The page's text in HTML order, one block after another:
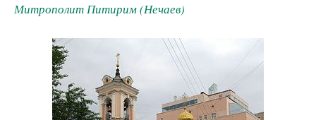
Митрополит Питирим (Нечаев)